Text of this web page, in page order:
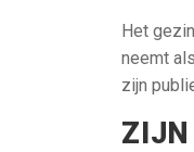
Het
neemt
zijn
ZIJN